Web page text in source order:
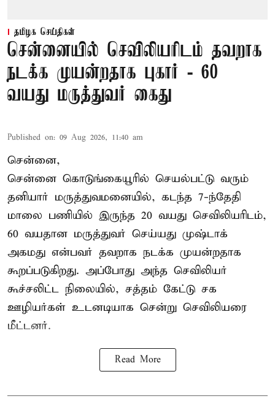
தமிழக செய்திகள்
சென்னையில் செவிலியரிடம் தவறாக
நடக்க முயன்றதாக புகார் - 60
வயது மருத்துவர் கைது
Published on: 09 Aug 2026, 11:40 am
சென்னை,
சென்னை கொடுங்கையூரில் செயல்பட்டு வரும்
தனியார் மருத்துவமனையில், கடந்த 7-ந்தேதி
மாலை பணியில் இருந்த 20 வயது செவிலியரிடம்,
60 வயதான மருத்துவர் செய்யது முஷ்டாக்
அகமது என்பவர் தவறாக நடக்க முயன்றதாக
கூறப்படுகிறது. அப்போது அந்த செவிலியர்
கூச்சலிட்ட நிலையில், சத்தம் கேட்டு சக
ஊழியர்கள் உடனடியாக சென்று செவிலியரை
மீட்டனர்.
Read More